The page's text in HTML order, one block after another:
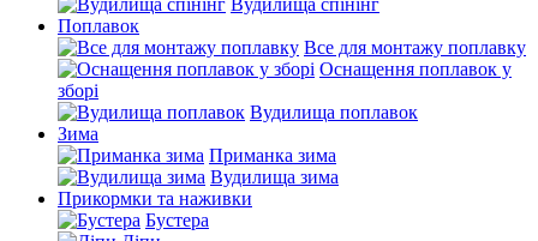
Вудилища спінінг
Поплавок
Все для монтажу поплавку
Оснащення поплавок у
зборі
Вудилища поплавок
Зима
Приманка зима
Вудилища зима
Прикормки та наживки
Бустера